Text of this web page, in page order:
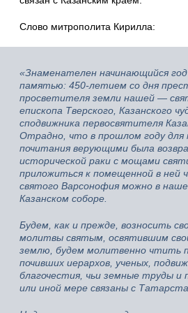
Слово митрополита Кирилла:
«Знаменателен начинающийся год
памятью: 450-летием со дня
просветителя земли нашей —
епископа Тверского, Казанского
сподвижника первосвятителя
Отрадно, что в прошлом году для
почитания верующими была
исторической раки с мощами
приложиться к помещенной в ней
святого Варсонофия можно в
Казанском соборе.
Будем, как и прежде, возносить
молитвы святым, освятившим
землю, будем молитвенно чтить
почивших иерархов, ученых,
благочестия, чьи земные труды и
или иной мере связаны с